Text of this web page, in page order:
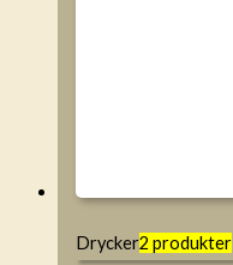
Drycker2 produkter